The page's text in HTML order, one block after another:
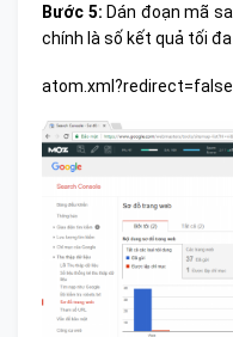
Bước 5: Dán đoạn mã
chính là số kết quả tối